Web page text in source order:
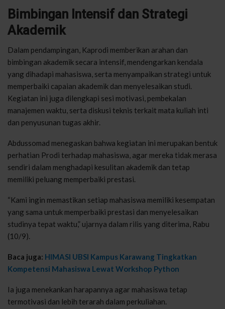
Bimbingan Intensif dan Strategi
Akademik
Dalam pendampingan, Kaprodi memberikan arahan dan
bimbingan akademik secara intensif, mendengarkan kendala
yang dihadapi mahasiswa, serta menyampaikan strategi untuk
memperbaiki capaian akademik dan menyelesaikan studi.
Kegiatan ini juga dilengkapi sesi motivasi, pembekalan
manajemen waktu, serta diskusi teknis terkait mata kuliah inti
dan penyusunan tugas akhir.
Abdussomad menegaskan bahwa kegiatan ini merupakan bentuk
perhatian Prodi terhadap mahasiswa, agar mereka tidak merasa
sendiri dalam menghadapi kesulitan akademik dan tetap
memiliki peluang memperbaiki prestasi.
“Kami ingin memastikan setiap mahasiswa memiliki kesempatan
yang sama untuk memperbaiki prestasi dan menyelesaikan
studinya tepat waktu,” ujarnya dalam rilis yang diterima, Rabu
(10/9).
Baca juga: HIMASI UBSI Kampus Karawang Tingkatkan
Kompetensi Mahasiswa Lewat Workshop Python
Ia juga menekankan harapannya agar mahasiswa tetap
termotivasi dan lebih terarah dalam perkuliahan.